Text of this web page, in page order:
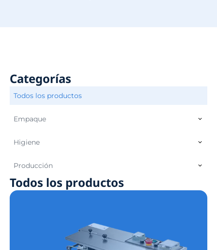
Categorías
Empaque
Higiene
Producción
Todos los productos
Todos los productos